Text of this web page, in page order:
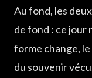
Au fond, les
de fond : ce jour
forme change,
du souvenir